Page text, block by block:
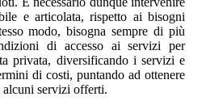
e articolata, rispetto ai bisogni
modo, bisogna sempre di più
di accesso ai servizi per
privata, diversificando i servizi e
di costi, puntando ad ottenere
alcuni servizi offerti.